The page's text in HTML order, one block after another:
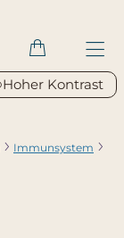
Hoher Kontrast
Immunsystem